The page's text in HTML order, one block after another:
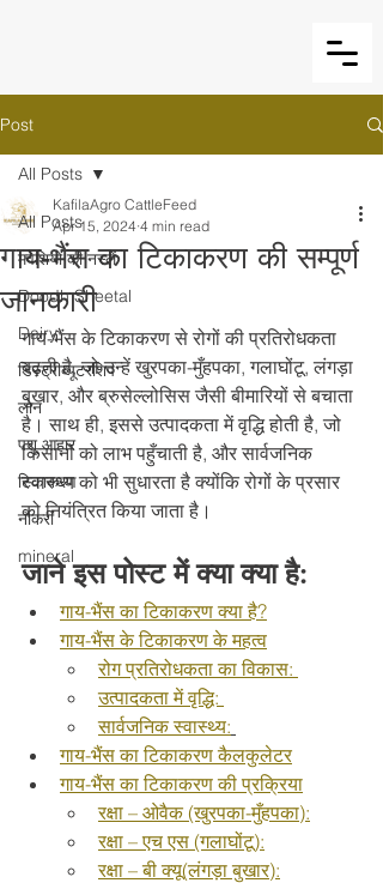
Post
All Posts
मवेशियों की नस्लें
Doodh Sheetal
Dairy
डिस्ट्रीब्यूटरशिप
लोन
पशु आहार
टिकाकरण
नौकरी
mineral
All Posts
गाय-भैंस का टिकाकरण की सम्पूर्ण
जानकारी
KafilaAgro CattleFeed
Apr 15, 2024 4 min read
गाय-भैंस के टिकाकरण से रोगों की प्रतिरोधकता
बढ़ती है, जो उन्हें खुरपका-मुँहपका, गलाघोंटू, लंगड़ा
बुखार, और ब्रुसेल्लोसिस जैसी बीमारियों से बचाता
है। साथ ही, इससे उत्पादकता में वृद्धि होती है, जो
किसानों को लाभ पहुँचाती है, और सार्वजनिक
स्वास्थ्य को भी सुधारता है क्योंकि रोगों के प्रसार
को नियंत्रित किया जाता है।
जाने इस पोस्ट में क्या क्या है:
गाय-भैंस का टिकाकरण क्या है?
गाय-भैंस के टिकाकरण के महत्व
रोग प्रतिरोधकता का विकास:
उत्पादकता में वृद्धि:
सार्वजनिक स्वास्थ्य:
गाय-भैंस का टिकाकरण कैलकुलेटर
गाय-भैंस का टिकाकरण की प्रक्रिया
रक्षा – ओवैक (खुरपका-मुँहपका):
रक्षा – एच एस (गलाघोंटू):
रक्षा – बी क्यू(लंगड़ा बुखार):